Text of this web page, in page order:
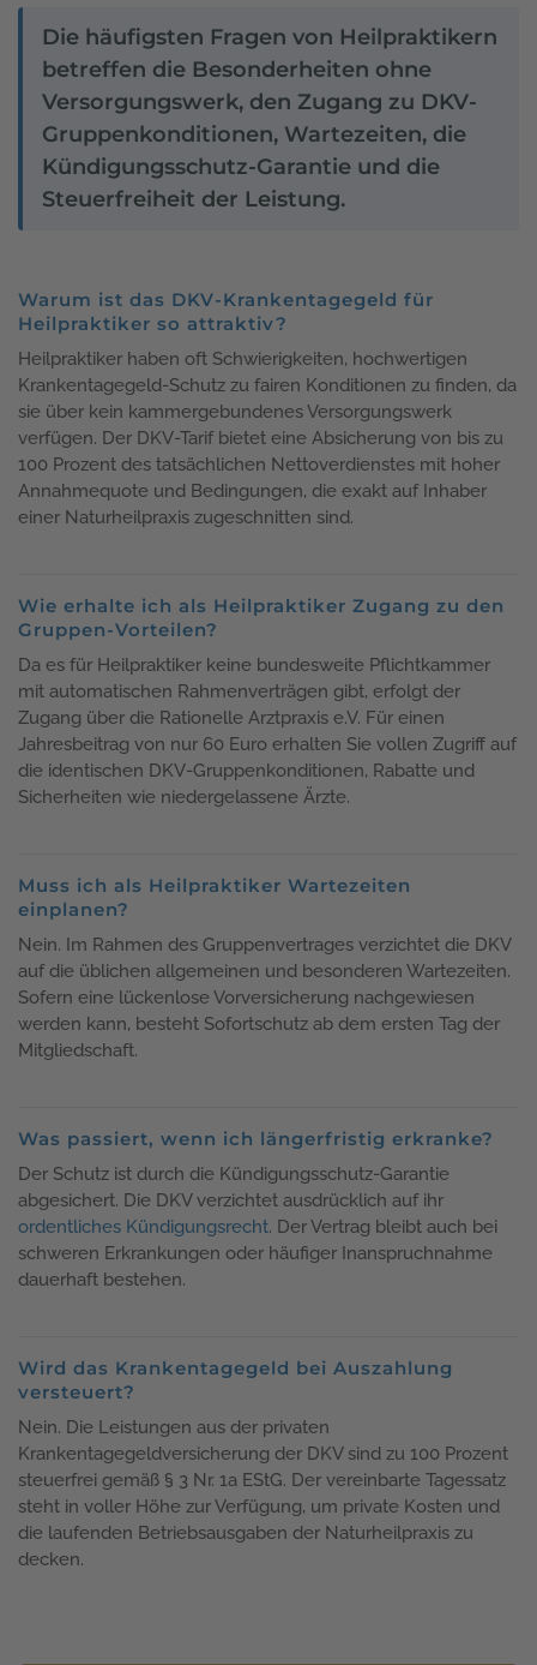
Die häufigsten Fragen von Heilpraktikern
betreffen die Besonderheiten ohne
Versorgungswerk, den Zugang zu DKV-
Gruppenkonditionen, Wartezeiten, die
Kündigungsschutz-Garantie und die
Steuerfreiheit der Leistung.
Warum ist das DKV-Krankentagegeld für
Heilpraktiker so attraktiv?
Heilpraktiker haben oft Schwierigkeiten, hochwertigen
Krankentagegeld-Schutz zu fairen Konditionen zu finden, da
sie über kein kammergebundenes Versorgungswerk
verfügen. Der DKV-Tarif bietet eine Absicherung von bis zu
100 Prozent des tatsächlichen Nettoverdienstes mit hoher
Annahmequote und Bedingungen, die exakt auf Inhaber
einer Naturheilpraxis zugeschnitten sind.
Wie erhalte ich als Heilpraktiker Zugang zu den
Gruppen-Vorteilen?
Da es für Heilpraktiker keine bundesweite Pflichtkammer
mit automatischen Rahmenverträgen gibt, erfolgt der
Zugang über die Rationelle Arztpraxis e.V. Für einen
Jahresbeitrag von nur 60 Euro erhalten Sie vollen Zugriff auf
die identischen DKV-Gruppenkonditionen, Rabatte und
Sicherheiten wie niedergelassene Ärzte.
Muss ich als Heilpraktiker Wartezeiten
einplanen?
Nein. Im Rahmen des Gruppenvertrages verzichtet die DKV
auf die üblichen allgemeinen und besonderen Wartezeiten.
Sofern eine lückenlose Vorversicherung nachgewiesen
werden kann, besteht Sofortschutz ab dem ersten Tag der
Mitgliedschaft.
Was passiert, wenn ich längerfristig erkranke?
Der Schutz ist durch die Kündigungsschutz-Garantie
abgesichert. Die DKV verzichtet ausdrücklich auf ihr
ordentliches Kündigungsrecht. Der Vertrag bleibt auch bei
schweren Erkrankungen oder häufiger Inanspruchnahme
dauerhaft bestehen.
Wird das Krankentagegeld bei Auszahlung
versteuert?
Nein. Die Leistungen aus der privaten
Krankentagegeldversicherung der DKV sind zu 100 Prozent
steuerfrei gemäß § 3 Nr. 1a EStG. Der vereinbarte Tagessatz
steht in voller Höhe zur Verfügung, um private Kosten und
die laufenden Betriebsausgaben der Naturheilpraxis zu
decken.